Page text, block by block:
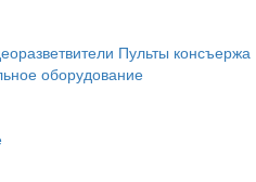
Пульты консъержа
оборудование